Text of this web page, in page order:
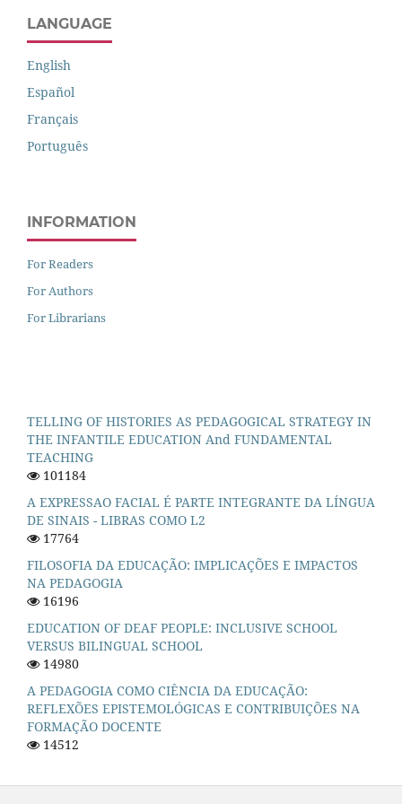
LANGUAGE
English
Español
Français
Português
INFORMATION
For Readers
For Authors
For Librarians
TELLING OF HISTORIES AS PEDAGOGICAL STRATEGY IN
THE INFANTILE EDUCATION And FUNDAMENTAL
TEACHING
101184
A EXPRESSAO FACIAL É PARTE INTEGRANTE DA LÍNGUA
DE SINAIS - LIBRAS COMO L2
17764
FILOSOFIA DA EDUCAÇÃO: IMPLICAÇÕES E IMPACTOS
NA PEDAGOGIA
16196
EDUCATION OF DEAF PEOPLE: INCLUSIVE SCHOOL
VERSUS BILINGUAL SCHOOL
14980
A PEDAGOGIA COMO CIÊNCIA DA EDUCAÇÃO:
REFLEXÕES EPISTEMOLÓGICAS E CONTRIBUIÇÕES NA
FORMAÇÃO DOCENTE
14512